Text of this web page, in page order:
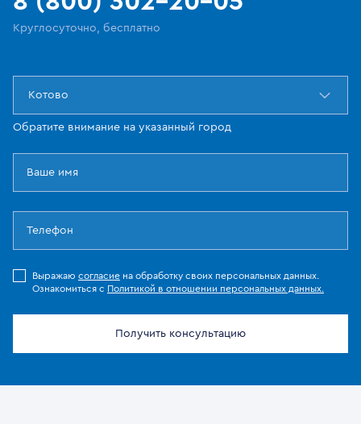
Круглосуточно, бесплатно
Котово
Обратите внимание на указанный город
Выражаю согласие на обработку своих персональных данных.
Ознакомиться с Политикой в отношении персональных данных.
Получить консультацию